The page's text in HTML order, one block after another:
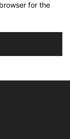
for the